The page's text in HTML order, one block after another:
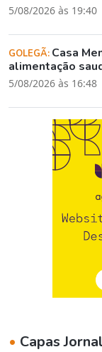
5/08/2026 às 19:40
GOLEGÃ: Casa
alimentação
5/08/2026 às 16:48
• Capas